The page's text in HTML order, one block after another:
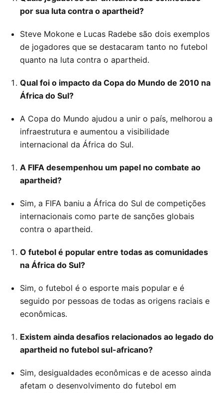
por sua luta contra o apartheid?
Steve Mokone e Lucas Radebe são dois exemplos
de jogadores que se destacaram tanto no futebol
quanto na luta contra o apartheid.
Qual foi o impacto da Copa do Mundo de 2010 na
África do Sul?
A Copa do Mundo ajudou a unir o país, melhorou a
infraestrutura e aumentou a visibilidade
internacional da África do Sul.
A FIFA desempenhou um papel no combate ao
apartheid?
Sim, a FIFA baniu a África do Sul de competições
internacionais como parte de sanções globais
contra o apartheid.
O futebol é popular entre todas as comunidades
na África do Sul?
Sim, o futebol é o esporte mais popular e é
seguido por pessoas de todas as origens raciais e
econômicas.
Existem ainda desafios relacionados ao legado do
apartheid no futebol sul-africano?
Sim, desigualdades econômicas e de acesso ainda
afetam o desenvolvimento do futebol em